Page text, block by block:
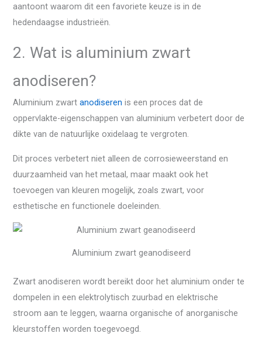
aantoont waarom dit een favoriete keuze is in de
hedendaagse industrieën.
2. Wat is aluminium zwart
anodiseren?
Aluminium zwartanodiseren is een proces dat de
oppervlakte-eigenschappen van aluminium verbetert door de
dikte van de natuurlijke oxidelaag te vergroten.
Dit proces verbetert niet alleen de corrosieweerstand en
duurzaamheid van het metaal, maar maakt ook het
toevoegen van kleuren mogelijk, zoals zwart, voor
esthetische en functionele doeleinden.
Aluminium zwart geanodiseerd
Zwart anodiseren wordt bereikt door het aluminium onder te
dompelen in een elektrolytisch zuurbad en elektrische
stroom aan te leggen, waarna organische of anorganische
kleurstoffen worden toegevoegd.